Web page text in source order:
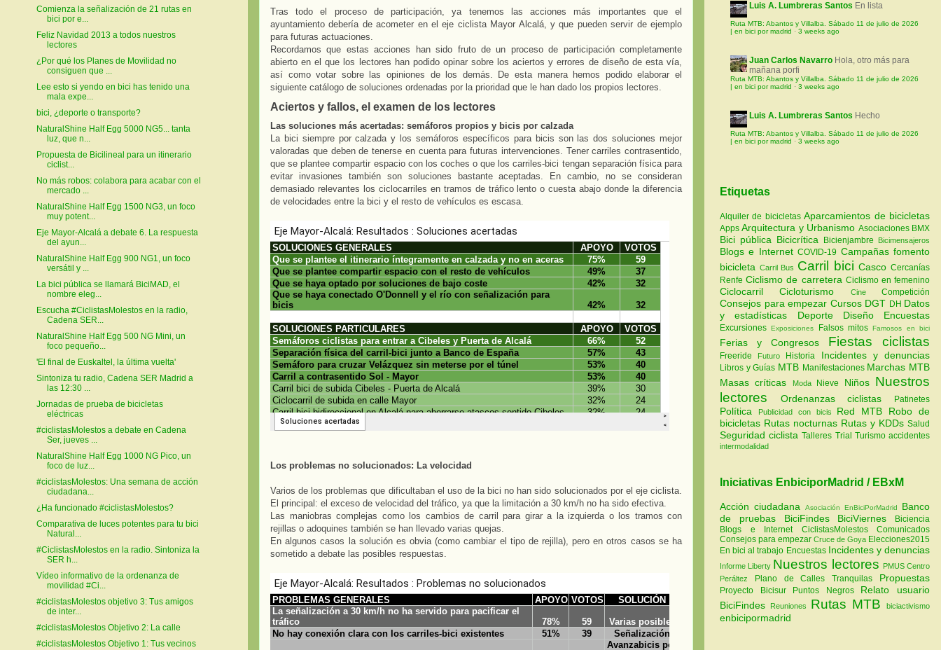
Tras todo el proceso de participación, ya tenemos las acciones más importantes que el
ayuntamiento debería de acometer en el eje ciclista Mayor Alcalá, y que pueden servir de ejemplo
para futuras actuaciones.
Recordamos que estas acciones han sido fruto de un proceso de participación completamente
abierto en el que los lectores han podido opinar sobre los aciertos y errores de diseño de esta vía,
así como votar sobre las opiniones de los demás. De esta manera hemos podido elaborar el
siguiente catálogo de soluciones ordenadas por la prioridad que le han dado los propios lectores.
Aciertos y fallos, el examen de los lectores
Las soluciones más acertadas: semáforos propios y bicis por calzada
La bici siempre por calzada y los semáforos específicos para bicis son las dos soluciones mejor
valoradas que deben de tenerse en cuenta para futuras intervenciones. Tener carriles contrasentido,
que se plantee compartir espacio con los coches o que los carriles-bici tengan separación física para
evitar invasiones también son soluciones bastante aceptadas. En cambio, no se consideran
demasiado relevantes los ciclocarriles en tramos de tráfico lento o cuesta abajo donde la diferencia
de velocidades entre la bici y el resto de vehículos es escasa.
Los problemas no solucionados: La velocidad
Varios de los problemas que dificultaban el uso de la bici no han sido solucionados por el eje ciclista.
El principal: el exceso de velocidad del tráfico, ya que la limitación a 30 km/h no ha sido efectiva.
Las maniobras complejas como los cambios de carril para girar a la izquierda o los tramos con
rejillas o adoquines también se han llevado varias quejas.
En algunos casos la solución es obvia (como cambiar el tipo de rejilla), pero en otros casos se ha
sometido a debate las posibles respuestas.
Comienza la señalización de 21 rutas en
bici por e...
Feliz Navidad 2013 a todos nuestros
lectores
¿Por qué los Planes de Movilidad no
consiguen que ...
Lee esto si yendo en bici has tenido una
mala expe...
bici, ¿deporte o transporte?
NaturalShine Half Egg 5000 NG5... tanta
luz, que n...
Propuesta de Bicilineal para un itinerario
ciclist...
No más robos: colabora para acabar con el
mercado ...
NaturalShine Half Egg 1500 NG3, un foco
muy potent...
Eje Mayor-Alcalá a debate 6. La respuesta
del ayun...
NaturalShine Half Egg 900 NG1, un foco
versátil y ...
La bici pública se llamará BiciMAD, el
nombre eleg...
Escucha #CiclistasMolestos en la radio,
Cadena SER...
NaturalShine Half Egg 500 NG Mini, un
foco pequeño...
'El final de Euskaltel, la última vuelta'
Sintoniza tu radio, Cadena SER Madrid a
las 12:30 ...
Jornadas de prueba de bicicletas
eléctricas
#ciclistasMolestos a debate en Cadena
Ser, jueves ...
NaturalShine Half Egg 1000 NG Pico, un
foco de luz...
#ciclistasMolestos: Una semana de acción
ciudadana...
¿Ha funcionado #ciclistasMolestos?
Comparativa de luces potentes para tu bici
Natural...
#CiclistasMolestos en la radio. Sintoniza la
SER h...
Vídeo informativo de la ordenanza de
movilidad #Ci...
#ciclistasMolestos objetivo 3: Tus amigos
de inter...
#ciclistasMolestos Objetivo 2: La calle
#ciclistasMolestos Objetivo 1: Tus vecinos
Luis A. Lumbreras Santos En lista
Ruta MTB: Abantos y Villalba. Sábado 11 de julio de 2026
| en bici por madrid · 3 weeks ago
Juan Carlos Navarro Hola, otro más para
mañana porfi
Ruta MTB: Abantos y Villalba. Sábado 11 de julio de 2026
| en bici por madrid · 3 weeks ago
Luis A. Lumbreras Santos Hecho
Ruta MTB: Abantos y Villalba. Sábado 11 de julio de 2026
| en bici por madrid · 3 weeks ago
Etiquetas
Alquiler de bicicletasAparcamientos de bicicletas
AppsArquitectura y Urbanismo Asociaciones BMX
Bici pública Bicicrítica Bicienjambre Bicimensajeros
Blogs e InternetCOVID-19 Campañas fomento
bicicleta Carril Bus Carril biciCascoCercanías
RenfeCiclismo de carretera Ciclismo en femenino
CiclocarrilCicloturismo CineCompetición
Consejos para empezar Cursos DGT DH Datos
y estadísticas Deporte Diseño Encuestas
ExcursionesExposiciones Falsos mitosFamosos en bici
Ferias y Congresos Fiestas ciclistas
Freeride Futuro Historia Incidentes y denuncias
Libros y Guías MTB Manifestaciones Marchas MTB
Masas críticas
Moda Nieve Niños Nuestros
lectores
Ordenanzas ciclistas Patinetes
Política Publicidad con bicis Red MTB Robo de
bicicletas Rutas nocturnas Rutas y KDDs Salud
Seguridad ciclistaTalleres Trial Turismoaccidentes
intermodalidad
Iniciativas EnbiciporMadrid / EBxM
Acción ciudadana Asociación EnBiciPorMadrid
Banco
de pruebas
BiciFindes BiciViernes
Biciencia
Blogs e Internet
CiclistasMolestos
Comunicados
Consejos para empezar Cruce de Goya Elecciones2015
En bici al trabajo Encuestas Incidentes y denuncias
Informe Liberty Nuestros lectores
PMUS Centro
Peráltez
Plano de Calles Tranquilas Propuestas
Proyecto Bicisur Puntos Negros
Relato usuario
BiciFindes
Reuniones Rutas MTB biciactivismo
enbicipormadrid